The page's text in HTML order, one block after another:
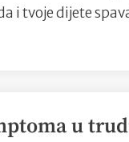
i tvoje dijete
u